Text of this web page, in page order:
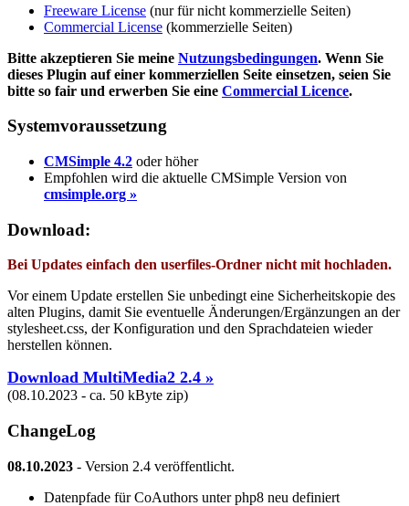
Freeware License (nur für nicht kommerzielle Seiten)
Commercial License (kommerzielle Seiten)
Bitte akzeptieren Sie meine Nutzungsbedingungen. Wenn Sie
dieses Plugin auf einer kommerziellen Seite einsetzen, seien Sie
bitte so fair und erwerben Sie eine Commercial Licence.
Systemvoraussetzung
CMSimple 4.2 oder höher
Empfohlen wird die aktuelle CMSimple Version von
cmsimple.org »
Download:
Bei Updates einfach den userfiles-Ordner nicht mit hochladen.
Vor einem Update erstellen Sie unbedingt eine Sicherheitskopie des
alten Plugins, damit Sie eventuelle Änderungen/Ergänzungen an der
stylesheet.css, der Konfiguration und den Sprachdateien wieder
herstellen können.
Download MultiMedia2 2.4 »
(08.10.2023 - ca. 50 kByte zip)
ChangeLog
08.10.2023 - Version 2.4 veröffentlicht.
Datenpfade für CoAuthors unter php8 neu definiert